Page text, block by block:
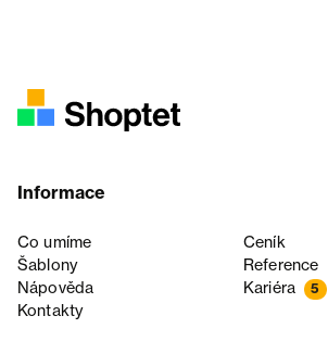
Informace
Co umíme
Ceník
Šablony
Reference
Nápověda
Kariéra 5
Kontakty